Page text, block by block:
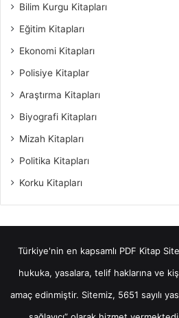
Bilim Kurgu Kitapları
Eğitim Kitapları
Ekonomi Kitapları
Polisiye Kitaplar
Araştırma Kitapları
Biyografi Kitapları
Mizah Kitapları
Politika Kitapları
Korku Kitapları
Türkiye'nin en kapsamlı PDF Kitap
hukuka, yasalara, telif haklarına ve
amaç edinmiştir. Sitemiz, 5651 sayılı